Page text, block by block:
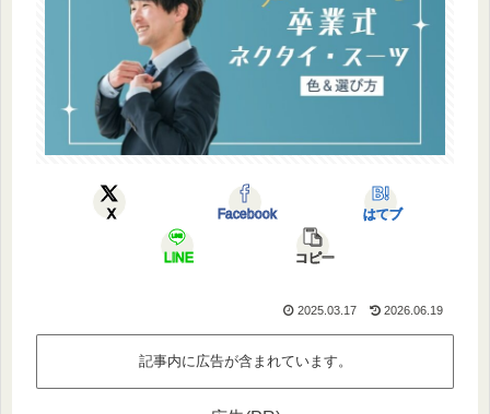
X Facebook はてブ
LINE コピー
2025.03.17 2026.06.19
記事内に広告が含まれています。